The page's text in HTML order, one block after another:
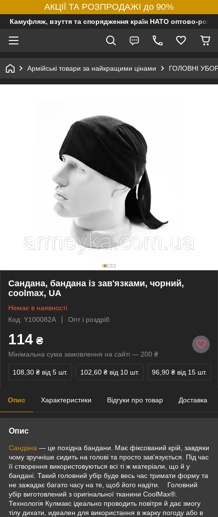
АКЦІЇ ТА РОЗПРОДАЖІ до 90%
Камуфляж, взуття та спорядження країн НАТО оптово-
Армійські товари за найкращими цінами ГОЛОВНІ
Сандана, бандана із зав'язками, чорний,
coolmax, UA
Немає в наявності
Код: Y100082A
Опт і роздріб
114 ₴
Мінімальна сума замовлення на сайті — 200 ₴
108,30 ₴ від 5 шт. 102,60 ₴ від 10 шт. 96,90 ₴ від 15 шт.
Опис Характеристики Відгуки про товар Доставка
Опис
Сандана — це похідна бандани. Має фіксований крій, завдяки
чому зручніше сидить на голові та просто зав'язується. Під час
її створення використовуються всі ті ж матеріали, що й у
бандані. Такий головний убір буде весь час тримати форму та
не зажадає багато часу на те, щоб його надіти.
Головний
убір виготовлений з оригінальної тканини CoolMax®.
Технологія Кулмакс ідеально проводить повітря й дає змогу
тілу дихати, идеален для використання в жарку погоду або в